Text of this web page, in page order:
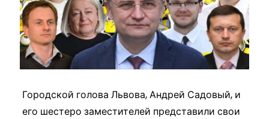
Городской голова Львова, Андрей Садовый, и
его шестеро заместителей представили свои